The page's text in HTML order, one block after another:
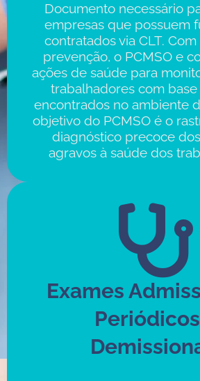
Documento necessário
empresas que possuem
contratados via CLT.
prevenção, o PCMSO e
ações de saúde para
trabalhadores com base
encontrados no ambiente
objetivo do PCMSO é o
diagnóstico precoce
agravos à saúde dos
Exames